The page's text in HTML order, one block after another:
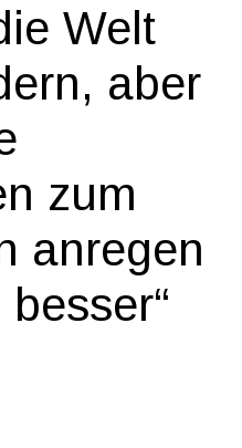
Welt
aber
zum
anregen